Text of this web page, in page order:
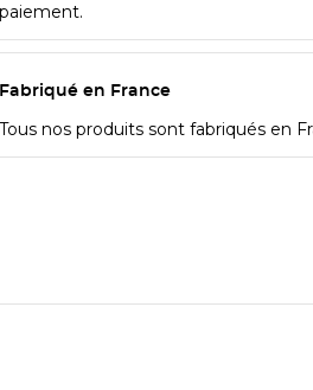
paiement.
Fabriqué en France
Tous nos produits sont fabriqués en